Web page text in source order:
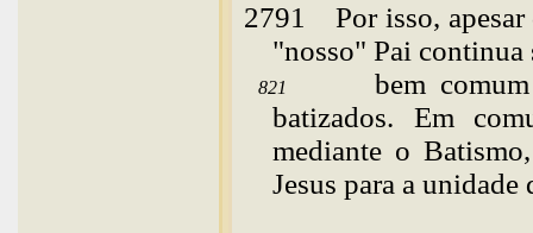
2791 Por isso,
"nosso" Pai continua
821 bem
batizados. Em
mediante o
Jesus para a unidade